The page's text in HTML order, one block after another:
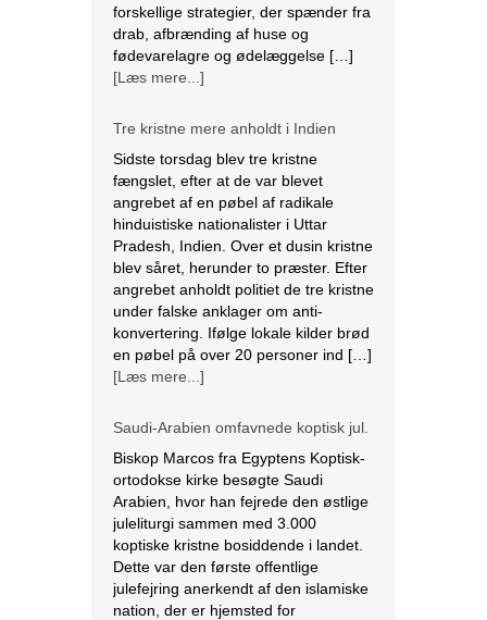
forskellige strategier, der spænder fra
drab, afbrænding af huse og
fødevarelagre og ødelæggelse […]
[Læs mere...]
Tre kristne mere anholdt i Indien
Sidste torsdag blev tre kristne
fængslet, efter at de var blevet
angrebet af en pøbel af radikale
hinduistiske nationalister i Uttar
Pradesh, Indien. Over et dusin kristne
blev såret, herunder to præster. Efter
angrebet anholdt politiet de tre kristne
under falske anklager om anti-
konvertering. Ifølge lokale kilder brød
en pøbel på over 20 personer ind […]
[Læs mere...]
Saudi-Arabien omfavnede koptisk jul.
Biskop Marcos fra Egyptens Koptisk-
ortodokse kirke besøgte Saudi
Arabien, hvor han fejrede den østlige
juleliturgi sammen med 3.000
koptiske kristne bosiddende i landet.
Dette var den første offentlige
julefejring anerkendt af den islamiske
nation, der er hjemsted for